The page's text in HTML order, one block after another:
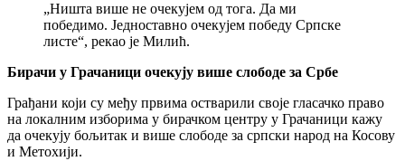
„Ништа више не очекујем од тога. Да ми
победимо. Једноставно очекујем победу Српске
листе“, рекао је Милић.
Бирачи у Грачаници очекују више слободе за Србе
Грађани који су међу првима остварили своје гласачко право
на локалним изборима у бирачком центру у Грачаници кажу
да очекују бољитак и више слободе за српски народ на Косову
и Метохији.